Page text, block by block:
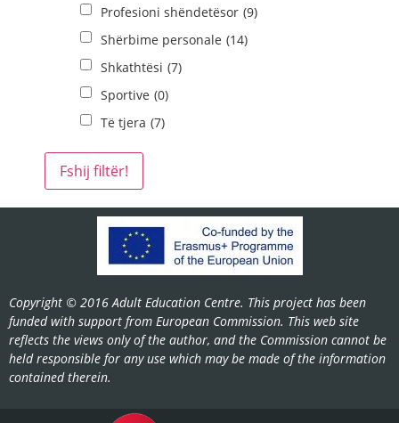
Profesioni shëndetësor (9)
Shërbime personale (14)
Shkathtësi (7)
Sportive (0)
Të tjera (7)
Copyright © 2016 Adult Education Centre. This project has been
funded with support from European Commission. This web site
reflects the views only of the author, and the Commission cannot be
held responsible for any use which may be made of the information
contained therein.